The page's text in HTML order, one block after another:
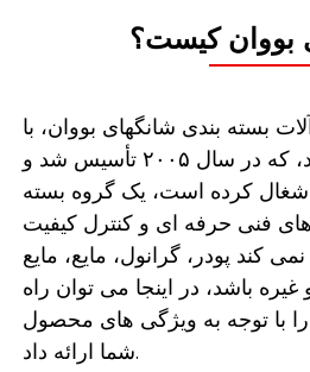
بووان کیست؟
بسته بندی شانگهای بووان، با
مسئولیت محدود، که در سال ۲۰۰۵ تأسیس شد و
را اشغال کرده است، یک گروه بسته
های فنی حرفه ای و کنترل کیفیت
کند پودر، گرانول، مایع، مایع
باشد، در اینجا می توان راه
با توجه به ویژگی های محصول
شما ارائه داد.